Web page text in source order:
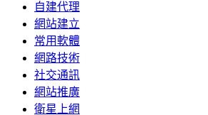
自建代理
網站建立
常用軟體
網路技術
社交通訊
網站推廣
衛星上網